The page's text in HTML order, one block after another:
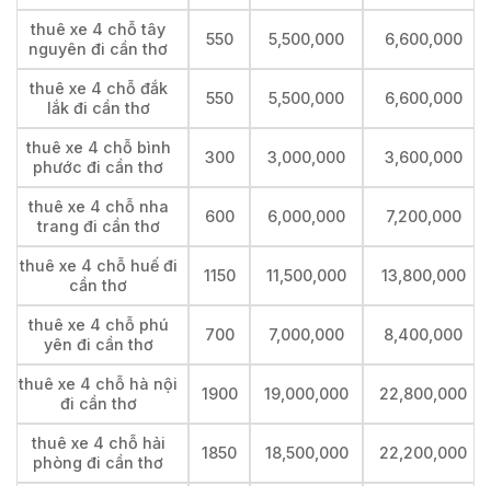
thuê xe 4 chỗ tây
nguyên đi cần thơ
550 5,500,000 6,600,000
thuê xe 4 chỗ đắk
lắk đi cần thơ
550 5,500,000 6,600,000
thuê xe 4 chỗ bình
phước đi cần thơ
300 3,000,000 3,600,000
thuê xe 4 chỗ nha
trang đi cần thơ
600 6,000,000 7,200,000
thuê xe 4 chỗ huế đi
cần thơ
1150 11,500,000 13,800,000
thuê xe 4 chỗ phú
yên đi cần thơ
700 7,000,000 8,400,000
thuê xe 4 chỗ hà nội
đi cần thơ
1900 19,000,000 22,800,000
thuê xe 4 chỗ hải
phòng đi cần thơ
1850 18,500,000 22,200,000